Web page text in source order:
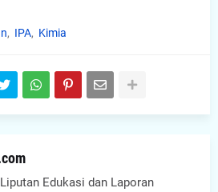
IPA Kimia
Edukasi dan Laporan